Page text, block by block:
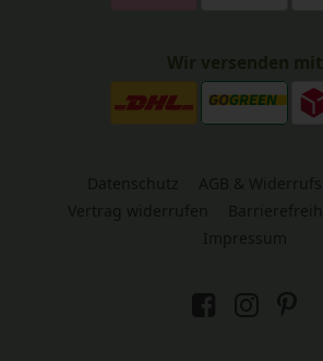
Wir versenden mit